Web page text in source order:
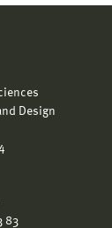
Design
83